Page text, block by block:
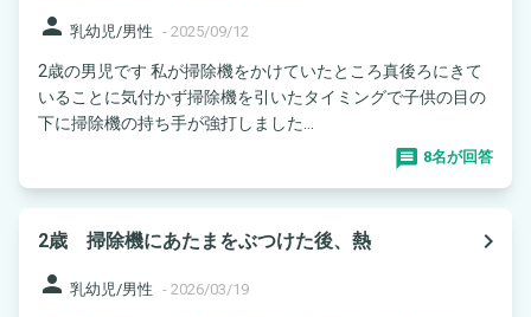
person 乳幼児/男性 - 2025/09/12
2歳の男児です 私が掃除機をかけていたところ真後ろにきて
いることに気付かず掃除機を引いたタイミングで子供の目の
下に掃除機の持ち手が強打しました...
8名が回答
2歳 掃除機にあたまをぶつけた後、熱
navigate_next
person 乳幼児/男性 - 2026/03/19